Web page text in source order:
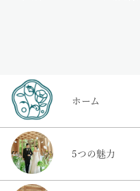
ホーム
5つの魅力